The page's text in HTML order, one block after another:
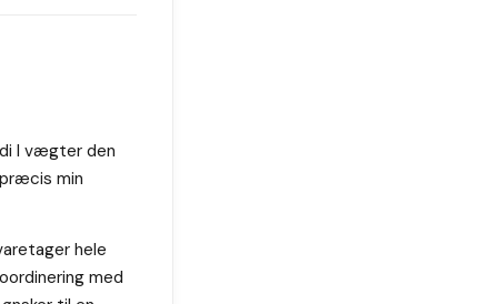
I vægter den
min
hele
med